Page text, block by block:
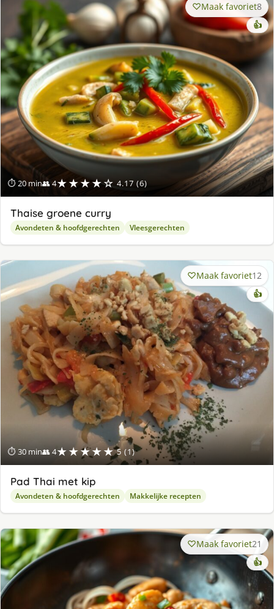
⏱ 20 min👥 4★★★★☆ 4.17 (6)
Maak favoriet8
👍
Thaise groene curry
Avondeten & hoofdgerechten Vleesgerechten
⏱ 30 min👥 4★★★★★ 5 (1)
Maak favoriet12
👍
Pad Thai met kip
Avondeten & hoofdgerechten Makkelijke recepten
Maak favoriet21
👍